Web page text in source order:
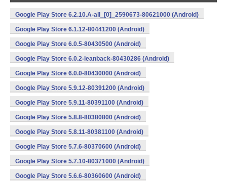
Google Play Store 6.2.10.A-all_[0]_2590673-80621000 (Android)
Google Play Store 6.1.12-80441200 (Android)
Google Play Store 6.0.5-80430500 (Android)
Google Play Store 6.0.2-leanback-80430286 (Android)
Google Play Store 6.0.0-80430000 (Android)
Google Play Store 5.9.12-80391200 (Android)
Google Play Store 5.9.11-80391100 (Android)
Google Play Store 5.8.8-80380800 (Android)
Google Play Store 5.8.11-80381100 (Android)
Google Play Store 5.7.6-80370600 (Android)
Google Play Store 5.7.10-80371000 (Android)
Google Play Store 5.6.6-80360600 (Android)